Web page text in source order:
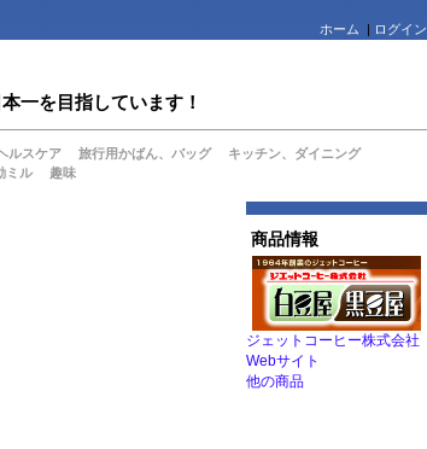
ホーム | ログイン
一を目指しています！
ルスケア 旅行用かばん、バッグ
キッチン、ダイニング
ミル 趣味
商品情報
ジェットコーヒー株式会社
Webサイト
他の商品